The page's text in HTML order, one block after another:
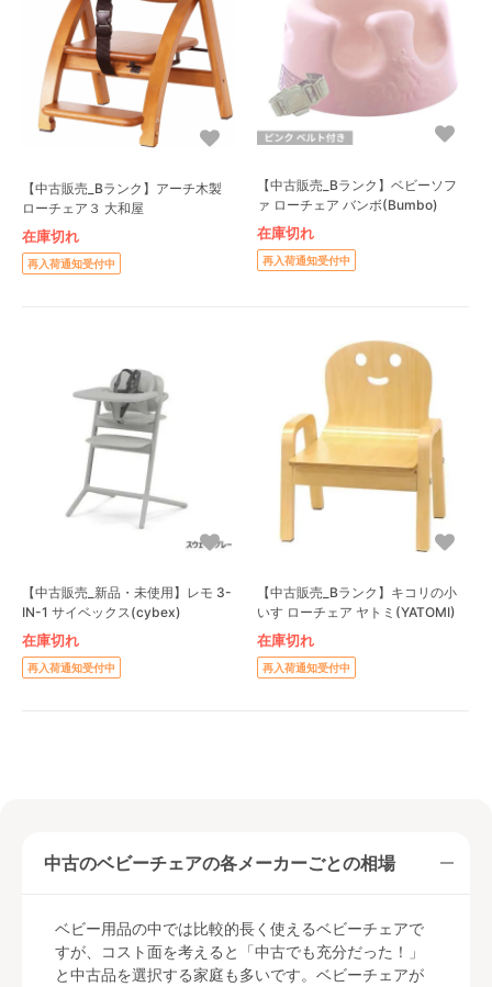
【中古販売_Bランク】アーチ木製
ローチェア３ 大和屋
在庫切れ
再入荷通知受付中
【中古販売_Bランク】ベビーソフ
ァ ローチェア バンボ(Bumbo)
在庫切れ
再入荷通知受付中
【中古販売_新品・未使用】レモ 3-
IN-1 サイベックス(cybex)
在庫切れ
再入荷通知受付中
【中古販売_Bランク】キコリの小
いす ローチェア ヤトミ(YATOMI)
在庫切れ
再入荷通知受付中
中古のベビーチェアの各メーカーごとの相場
ベビー用品の中では比較的長く使えるベビーチェアで
すが、コスト面を考えると「中古でも充分だった！」
と中古品を選択する家庭も多いです。ベビーチェアが